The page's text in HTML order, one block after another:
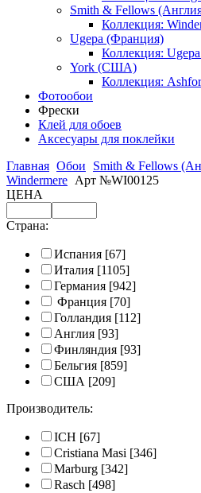
Smith & Fellows
Коллекция:
Ugepa (Франция)
Коллекция:
York (США)
Коллекция:
Фотообои
Фрески
Клей для обоев
Аксесуары для поклейки
Главная Обои Smith & Fellows
Windermere Арт №WI00125
ЦЕНА
Страна:
Испания [67]
Италия [1105]
Германия [942]
Франция [70]
Голландия [112]
Англия [93]
Финляндия [93]
Бельгия [859]
США [209]
Производитель:
ICH [67]
Cristiana Masi [346]
Marburg [342]
Rasch [498]